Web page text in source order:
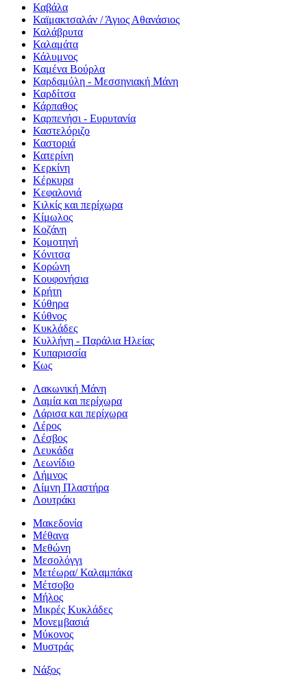
Καβάλα
Καϊμακτσαλάν / Άγιος Αθανάσιος
Καλάβρυτα
Καλαμάτα
Κάλυμνος
Καμένα Βούρλα
Καρδαμύλη - Μεσσηνιακή Μάνη
Καρδίτσα
Κάρπαθος
Καρπενήσι - Ευρυτανία
Καστελόριζο
Καστοριά
Κατερίνη
Κερκίνη
Κέρκυρα
Κεφαλονιά
Κιλκίς και περίχωρα
Κίμωλος
Κοζάνη
Κομοτηνή
Κόνιτσα
Κορώνη
Κουφονήσια
Κρήτη
Κύθηρα
Κύθνος
Κυκλάδες
Κυλλήνη - Παράλια Ηλείας
Κυπαρισσία
Κως
Λακωνική Μάνη
Λαμία και περίχωρα
Λάρισα και περίχωρα
Λέρος
Λέσβος
Λευκάδα
Λεωνίδιο
Λήμνος
Λίμνη Πλαστήρα
Λουτράκι
Μακεδονία
Μέθανα
Μεθώνη
Μεσολόγγι
Μετέωρα/ Καλαμπάκα
Μέτσοβο
Μήλος
Μικρές Κυκλάδες
Μονεμβασιά
Μύκονος
Μυστράς
Νάξος